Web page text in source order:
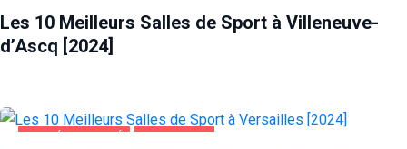
Les 10 Meilleurs Salles de Sport à Villeneuve-
d’Ascq [2024]
SANTÉ ET BEAUTÉ VERSAILLES